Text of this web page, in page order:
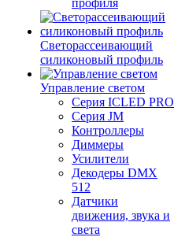
профиля
Светорассеивающий
силиконовый профиль
Управление светом
Серия ICLED PRO
Серия JM
Контроллеры
Диммеры
Усилители
Декодеры DMX
512
Датчики
движения, звука и
света